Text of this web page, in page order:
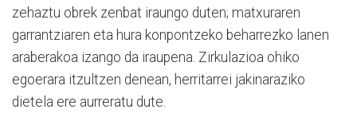
zehaztu obrek zenbat iraungo duten; matxuraren
garrantziaren eta hura konpontzeko beharrezko lanen
araberakoa izango da iraupena. Zirkulazioa ohiko
egoerara itzultzen denean, herritarrei jakinaraziko
dietela ere aurreratu dute.